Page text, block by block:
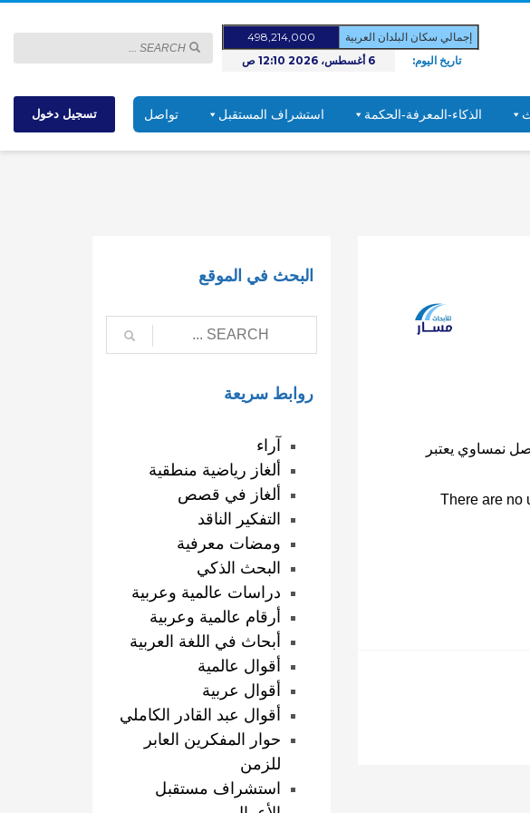
إجمالي سكان البلدان العربية
498,214,000
تاريخ اليوم:
6 أغسطس، 2026 12:10 ص
الذكاء-المعرفة-الحكمة استشراف المستقبل تواصل تسجيل دخول
نمساوي يعتبر
There are no
البحث في الموقع
روابط سريعة
آراء
ألغاز رياضية منطقية
ألغاز في قصص
التفكير الناقد
ومضات معرفية
البحث الذكي
دراسات عالمية وعربية
أرقام عالمية وعربية
أبحاث في اللغة العربية
أقوال عالمية
أقوال عربية
أقوال عبد القادر الكاملي
حوار المفكرين العابر
للزمن
استشراف مستقبل